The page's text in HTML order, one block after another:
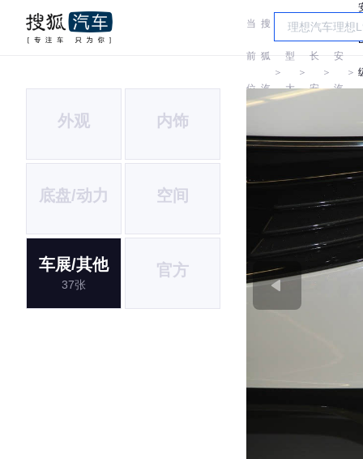
当
前
位
搜
狐
汽
＞
车
型
大
＞
长
安
＞
长
安
汽
＞
外观 内饰
底盘/动力 空间
车展/其他
37张
官方